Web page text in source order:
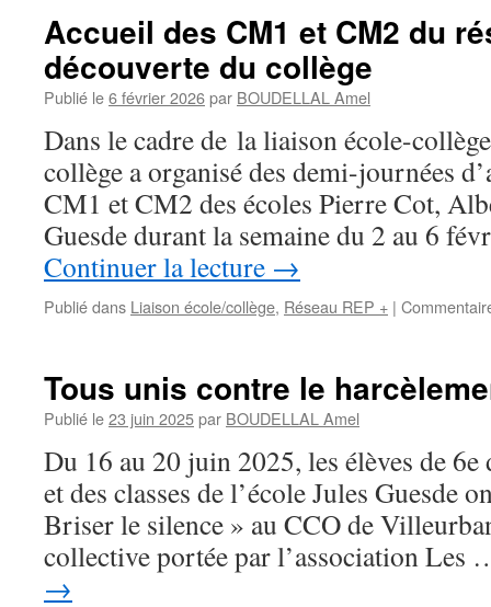
Accueil des CM1 et CM2 du
découverte du collège
Publié le6 février 2026par BOUDELLAL Amel
Dans le cadre de la liaison école-
collège a organisé des demi-journées
CM1 et CM2 des écoles Pierre Cot,
Guesde durant la semaine du 2 au 6
Continuer la lecture →
Publié dans Liaison école/collège, Réseau REP + |
Tous unis contre le
Publié le23 juin 2025par BOUDELLAL Amel
Du 16 au 20 juin 2025, les élèves de
et des classes de l’école Jules Guesde
Briser le silence » au CCO de
collective portée par l’association
→